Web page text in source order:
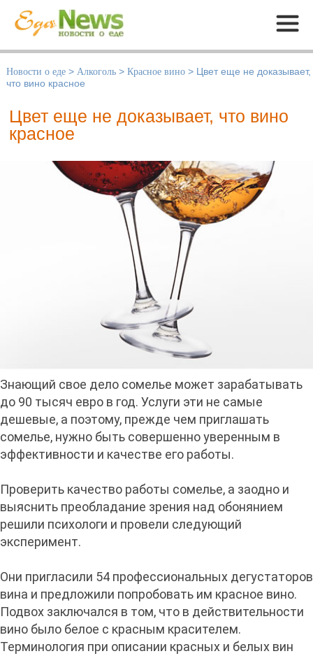
Меню
Новости о еде > Алкоголь > Красное вино > Цвет еще не доказывает,
что вино красное
Цвет еще не доказывает, что вино
красное
Знающий свое дело сомелье может зарабатывать
до 90 тысяч евро в год. Услуги эти не самые
дешевые, а поэтому, прежде чем приглашать
сомелье, нужно быть совершенно уверенным в
эффективности и качестве его работы.
Проверить качество работы сомелье, а заодно и
выяснить преобладание зрения над обонянием
решили психологи и провели следующий
эксперимент.
Они пригласили 54 профессиональных дегустаторов
вина и предложили попробовать им красное вино.
Подвох заключался в том, что в действительности
вино было белое с красным красителем.
Терминология при описании красных и белых вин